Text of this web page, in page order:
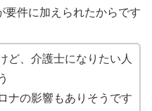
要件に加えられたからです
ど、介護士になりたい人
ナの影響もありそうです